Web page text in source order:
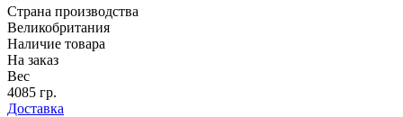
Страна производства
Великобритания
Наличие товара
На заказ
Вес
4085 гр.
Доставка